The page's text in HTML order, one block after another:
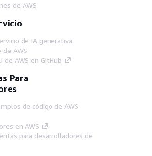
de AWS
de IA generativa
de AWS
de AWS en GitHub
Para
de código de AWS
en AWS
para desarrolladores de